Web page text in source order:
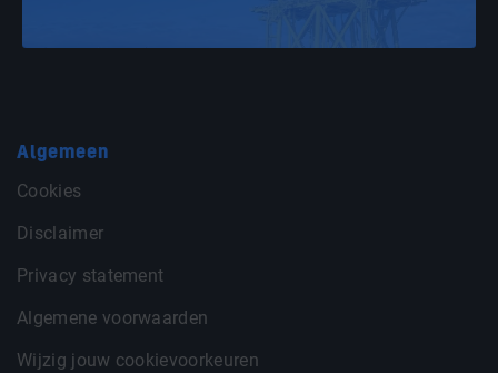
Algemeen
Cookies
Disclaimer
Privacy statement
Algemene voorwaarden
Wijzig jouw cookievoorkeuren